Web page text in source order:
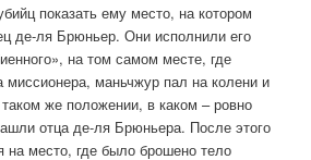
показать ему место, на котором
де-ля Брюньер. Они исполнили его
на том самом месте, где
миссионера, маньчжур пал на колени и
же положении, в каком – ровно
отца де-ля Брюньера. После этого
на место, где было брошено тело